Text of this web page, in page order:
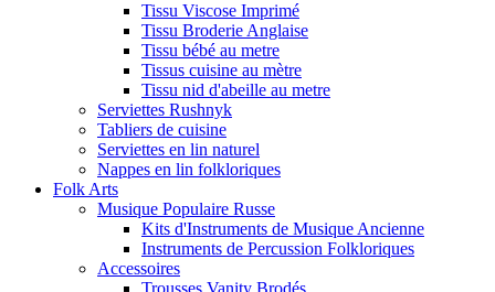
Tissu Viscose Imprimé
Tissu Broderie Anglaise
Tissu bébé au metre
Tissus cuisine au mètre
Tissu nid d'abeille au metre
Serviettes Rushnyk
Tabliers de cuisine
Serviettes en lin naturel
Nappes en lin folkloriques
Folk Arts
Musique Populaire Russe
Kits d'Instruments de Musique Ancienne
Instruments de Percussion Folkloriques
Accessoires